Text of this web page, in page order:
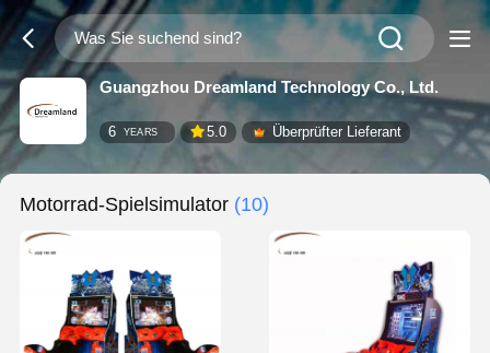
Guangzhou Dreamland Technology Co., Ltd.
6 YEARS 5.0 Überprüfter Lieferant
Motorrad-Spielsimulator (10)